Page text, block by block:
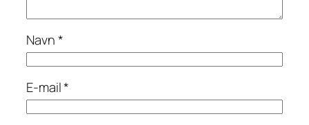
Navn*
E-mail*